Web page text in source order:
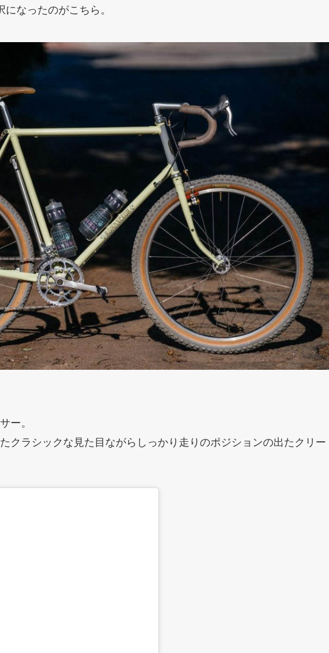
なったのがこちら。
ー。
クラシックな見た目ながらしっかり走りのポジションの出たクリー